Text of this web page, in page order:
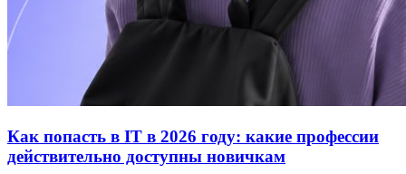
Как попасть в IT в 2026 году: какие профессии
действительно доступны новичкам